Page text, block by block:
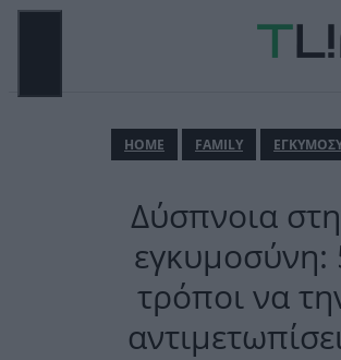
Μετάβαση
ΗΟΜΕ FAMILY
Δύσπνοια
εγκυμοσύνη:
τρόποι να